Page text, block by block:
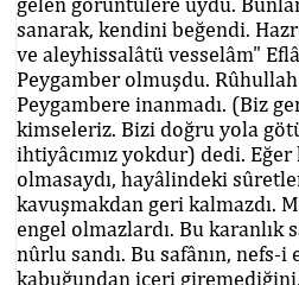
sanarak, kendini beğendi.
ve aleyhissalâtü vesselâm"
Peygamber olmuşdu.
Peygambere inanmadı. (Biz
kimseleriz. Bizi doğru yola
ihtiyâcımız yokdur) dedi.
olmasaydı, hayâlindeki
kavuşmakdan geri kalmazdı.
engel olmazlardı. Bu karanlık
nûrlu sandı. Bu safânın, nefs-
kabuğundan içeri